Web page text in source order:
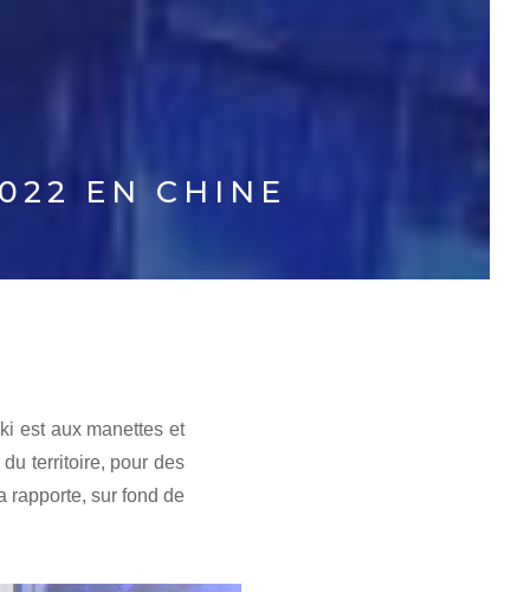
EN CHINE
est aux manettes et
territoire, pour des
rapporte, sur fond de